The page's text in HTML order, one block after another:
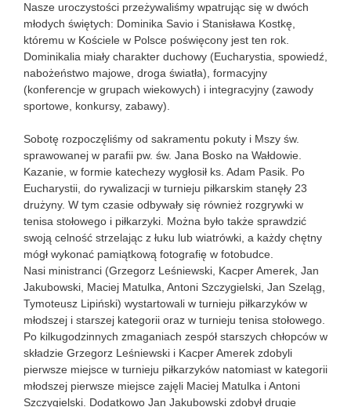
Nasze uroczystości przeżywaliśmy wpatrując się w dwóch
młodych świętych: Dominika Savio i Stanisława Kostkę,
któremu w Kościele w Polsce poświęcony jest ten rok.
Dominikalia miały charakter duchowy (Eucharystia, spowiedź,
nabożeństwo majowe, droga światła), formacyjny
(konferencje w grupach wiekowych) i integracyjny (zawody
sportowe, konkursy, zabawy).
Sobotę rozpoczęliśmy od sakramentu pokuty i Mszy św.
sprawowanej w parafii pw. św. Jana Bosko na Wałdowie.
Kazanie, w formie katechezy wygłosił ks. Adam Pasik. Po
Eucharystii, do rywalizacji w turnieju piłkarskim stanęły 23
drużyny. W tym czasie odbywały się również rozgrywki w
tenisa stołowego i piłkarzyki. Można było także sprawdzić
swoją celność strzelając z łuku lub wiatrówki, a każdy chętny
mógł wykonać pamiątkową fotografię w fotobudce.
Nasi ministranci (Grzegorz Leśniewski, Kacper Amerek, Jan
Jakubowski, Maciej Matulka, Antoni Szczygielski, Jan Szeląg,
Tymoteusz Lipiński) wystartowali w turnieju piłkarzyków w
młodszej i starszej kategorii oraz w turnieju tenisa stołowego.
Po kilkugodzinnych zmaganiach zespół starszych chłopców w
składzie Grzegorz Leśniewski i Kacper Amerek zdobyli
pierwsze miejsce w turnieju piłkarzyków natomiast w kategorii
młodszej pierwsze miejsce zajęli Maciej Matulka i Antoni
Szczygielski. Dodatkowo Jan Jakubowski zdobył drugie